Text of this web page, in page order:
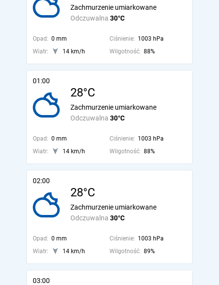
Odczuwalna 30°C
Zachmurzenie umiarkowane
Opad: 0 mm Ciśnienie: 1003 hPa
Wiatr:
14 km/h Wilgotność: 88%
01:00
28°C
Odczuwalna 30°C
Zachmurzenie umiarkowane
Opad: 0 mm Ciśnienie: 1003 hPa
Wiatr:
14 km/h Wilgotność: 88%
02:00
28°C
Odczuwalna 30°C
Zachmurzenie umiarkowane
Opad: 0 mm Ciśnienie: 1003 hPa
Wiatr:
14 km/h Wilgotność: 89%
03:00